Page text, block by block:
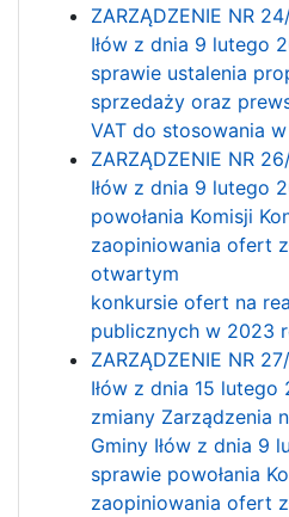
ZARZĄDZENIE NR
Iłów z dnia 9 lutego
sprawie ustalenia
sprzedaży oraz
VAT do stosowania
ZARZĄDZENIE NR
Iłów z dnia 9 lutego
powołania Komisji
zaopiniowania ofert
otwartym
konkursie ofert na
publicznych w 2023
ZARZĄDZENIE NR
Iłów z dnia 15
zmiany Zarządzenia
Gminy Iłów z dnia 9
sprawie powołania
zaopiniowania ofert